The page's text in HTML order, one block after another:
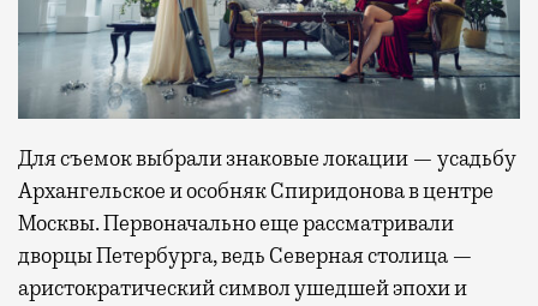
Для съемок выбрали знаковые локации — усадьбу
Архангельское и особняк Спиридонова в центре
Москвы. Первоначально еще рассматривали
дворцы Петербурга, ведь Северная столица —
аристократический символ ушедшей эпохи и